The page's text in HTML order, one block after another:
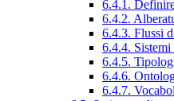
6.4.1.
6.4.2.
6.4.3. Flussi
6.4.4.
6.4.5.
6.4.6.
6.4.7.